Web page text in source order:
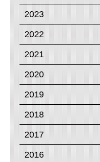
2023
2022
2021
2020
2019
2018
2017
2016